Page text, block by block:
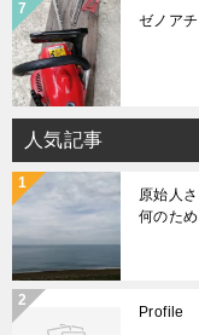
ゼノア
人気記事
原始人
何のた
Profile